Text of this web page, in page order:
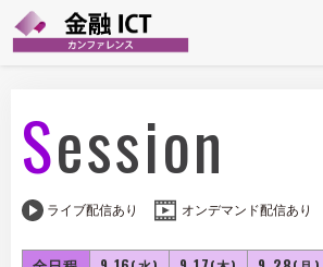
Session
ライブ配信あり オンデマンド配信あり